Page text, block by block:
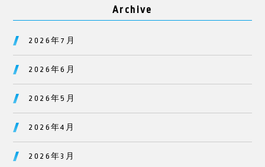
Archive
2026年7月
2026年6月
2026年5月
2026年4月
2026年3月